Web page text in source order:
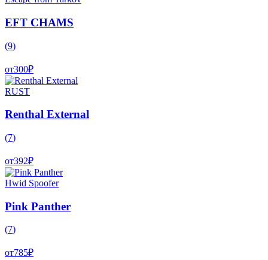
EFT CHAMS
(9)
от300₽
RUST
Renthal External
(7)
от392₽
Hwid Spoofer
Pink Panther
(7)
от785₽